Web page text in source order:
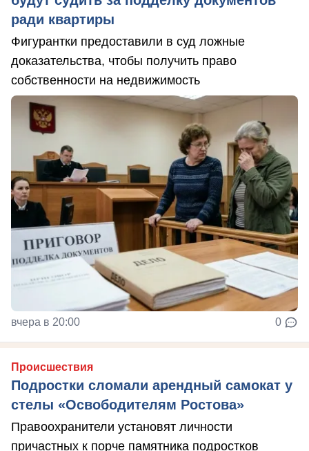
ради квартиры
Фигурантки предоставили в суд ложные
доказательства, чтобы получить право
собственности на недвижимость
вчера в 20:00 0
Происшествия
Подростки сломали арендный самокат у
стелы «Освободителям Ростова»
Правоохранители установят личности
причастных к порче памятника подростков